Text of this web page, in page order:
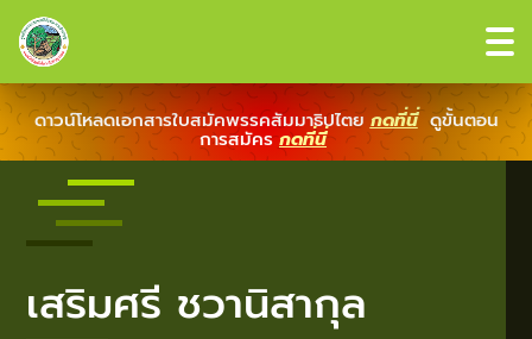
ดาวน์โหลดเอกสารใบสมัคพรรคสัมมาธิปไตย กดที่นี่ ดูขั้นตอน
การสมัครกดที่นี่
เสริมศรี ชวานิสากุล